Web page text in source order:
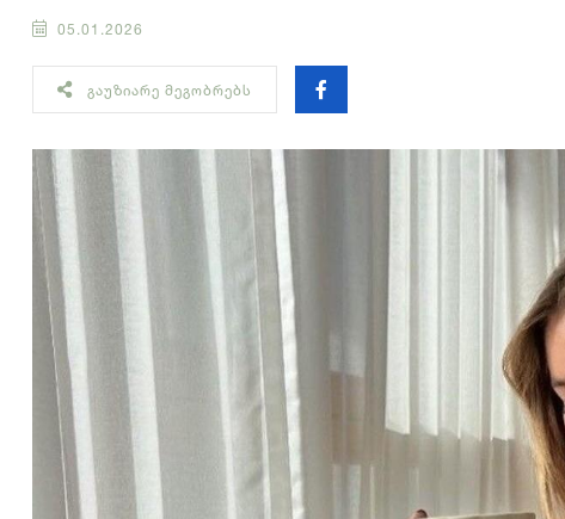
05.01.2026
ᲒᲐᲣᲖᲘᲐᲠᲔ ᲛᲔᲒᲝᲑᲠᲔᲑᲡ